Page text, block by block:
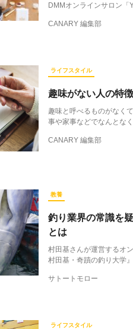
DMMオンラインサロン「
CANARY 編集部
ライフスタイル
趣味がない人の特
趣味と呼べるものがなく
事や家事などでなんとな
CANARY 編集部
教養
釣り業界の常識を
とは
村田基さんが運営するオ
村田基・奇蹟の釣り大学
サトートモロー
ライフスタイル